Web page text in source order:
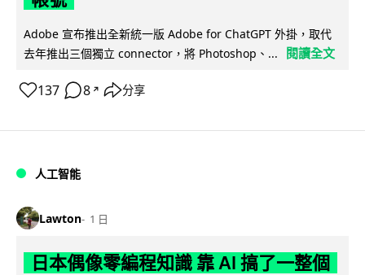
Adobe 宣布推出全新統一版 Adobe for ChatGPT 外掛，取代
去年推出三個獨立 connector，將 Photoshop、...
閱讀全文
137 8 ↗ 分享
人工智能
Lawton 1 日
日本偶像零編程知識 靠 AI 搞了一整個